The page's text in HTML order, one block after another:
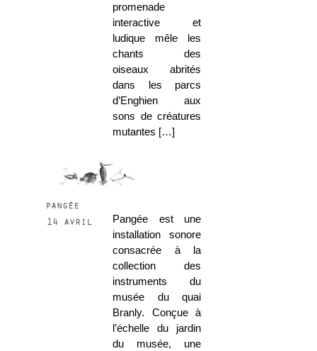
promenade
interactive et
ludique mêle les
chants des
oiseaux abrités
dans les parcs
d’Enghien aux
sons de créatures
mutantes […]
pangée
14 avril
Pangée est une
installation sonore
consacrée à la
collection des
instruments du
musée du quai
Branly. Conçue à
l’échelle du jardin
du musée, une